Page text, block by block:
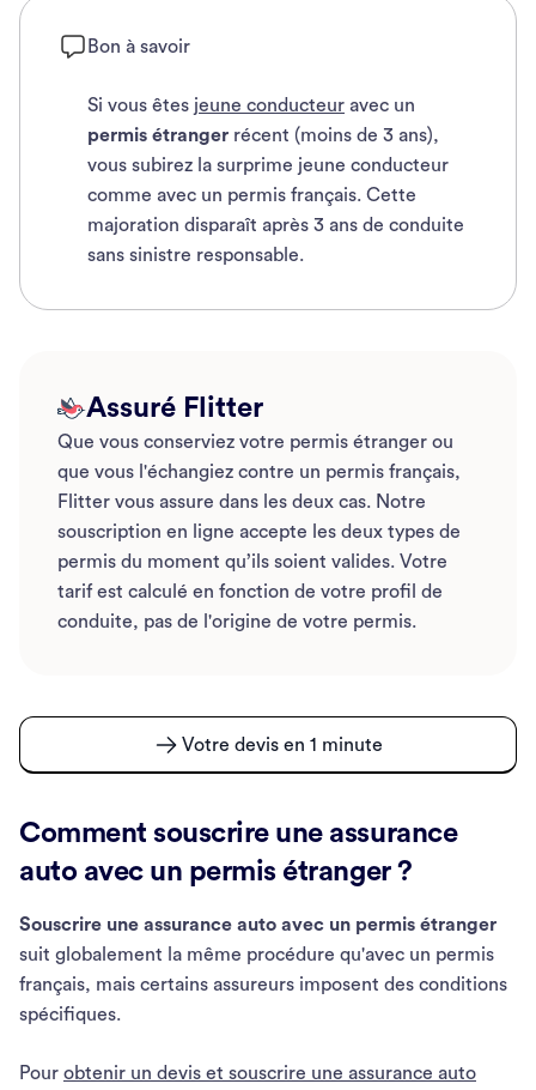
Bon à savoir
Si vous êtes jeune conducteur avec un
permis étranger récent (moins de 3 ans),
vous subirez la surprime jeune conducteur
comme avec un permis français. Cette
majoration disparaît après 3 ans de conduite
sans sinistre responsable.
Assuré Flitter
Que vous conserviez votre permis étranger ou
que vous l'échangiez contre un permis français,
Flitter vous assure dans les deux cas. Notre
souscription en ligne accepte les deux types de
permis du moment qu’ils soient valides. Votre
tarif est calculé en fonction de votre profil de
conduite, pas de l'origine de votre permis.
Votre devis en 1 minute
Comment souscrire une assurance
auto avec un permis étranger ?
Souscrire une assurance auto avec un permis étranger
suit globalement la même procédure qu'avec un permis
français, mais certains assureurs imposent des conditions
spécifiques.
Pour obtenir un devis et souscrire une assurance auto